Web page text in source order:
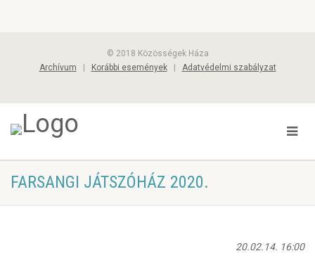
© 2018 Közösségek Háza
Archívum
Korábbi események| Adatvédelmi szabályzat
FARSANGI JÁTSZÓHÁZ 2020.
20.02.14. 16:00